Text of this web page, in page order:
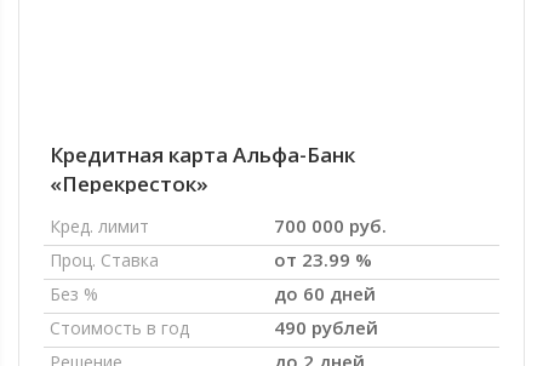
Кредитная карта Альфа-Банк
«Перекресток»
Кред. лимит 700 000 руб.
Проц. Ставка от 23.99 %
Без % до 60 дней
Стоимость в год 490 рублей